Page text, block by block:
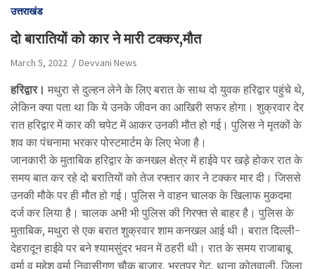
उत्तराखंड
दो बारातियों को कार ने मारी टक्कर,मौत
March 5, 2022 Devvani News
हरिद्वार। मथुरा से दुल्‍हन लेने के लिए बरात के साथ दो युवक हरिद्वार पहुंचे थे,
लेकिन क्‍या पता था कि ये उनके जीवन का आखिरी सफर होगा। शुक्रवार देर
रात हरिद्वार में कार की चपेट में आकर उनकी मौत हो गई। पुलिस ने मृतकों के
शव का पंचनामा भरकर पोस्टमार्टम के लिए भेजा है।
जानकारी के मुताबिक हरिद्वार के कनखल क्षेत्र में हाईवे पर खड़े होकर रात के
समय बात कर रहे दो बरातियों को तेज रफ्तार कार ने टक्कर मार दी। जिससे
उनकी मौके पर ही मौत हो गई। पुलिस ने वाहन चालक के खिलाफ मुकदमा
दर्ज कर लिया है। चालक अभी भी पुलिस की गिरफ्त से बाहर है। पुलिस के
मुताबिक, मथुरा से एक बरात शुक्रवार शाम कनखल आई थी। बरात दिल्ली-
देहरादून हाईवे पर बने श्यामसुंदर भवन में ठहरी थी। रात के समय राजाबाबू
वर्मा व महेश वर्मा निवासीगण चौक बाजार, भरतपुर गेट, थाना कोतवाली, जिला